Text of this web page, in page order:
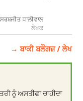
ਸਰਬਜੀਤ ਧਾਲੀਵਾਲ
ਲੇਖਕ
→ ਬਾਕੀ ਬਲੌਗਜ਼ / ਲੇਖ
ਨੂੰ ਅਸਤੀਫਾ ਚਾਹੀਦਾ